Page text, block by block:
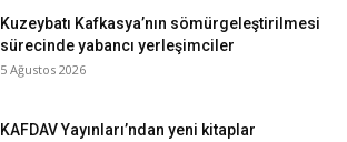
Kuzeybatı Kafkasya’nın sömürgeleştirilmesi
sürecinde yabancı yerleşimciler
5 Ağustos 2026
KAFDAV Yayınları’ndan yeni kitaplar